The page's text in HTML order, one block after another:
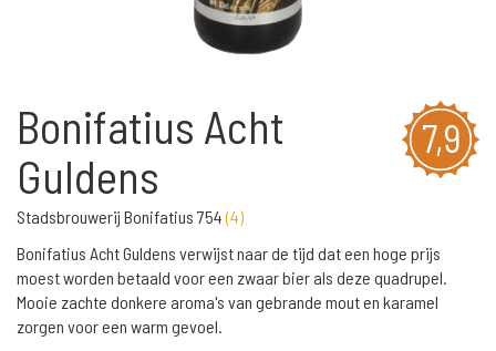
7,9
Bonifatius Acht
Guldens
Stadsbrouwerij Bonifatius 754(4)
Bonifatius Acht Guldens verwijst naar de tijd dat een hoge prijs
moest worden betaald voor een zwaar bier als deze quadrupel.
Mooie zachte donkere aroma's van gebrande mout en karamel
zorgen voor een warm gevoel.